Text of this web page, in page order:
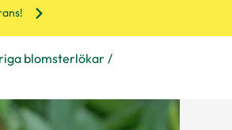
blomsterlökar